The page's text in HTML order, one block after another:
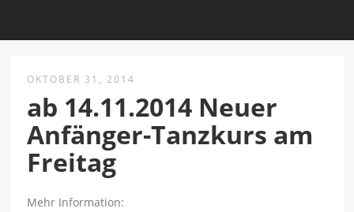
OKTOBER 31, 2014
ab 14.11.2014 Neuer
Anfänger-Tanzkurs am
Freitag
Mehr Information: